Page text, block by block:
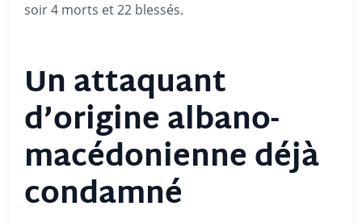
soir 4 morts et 22 blessés.
Un attaquant
d’origine albano-
macédonienne déjà
condamné